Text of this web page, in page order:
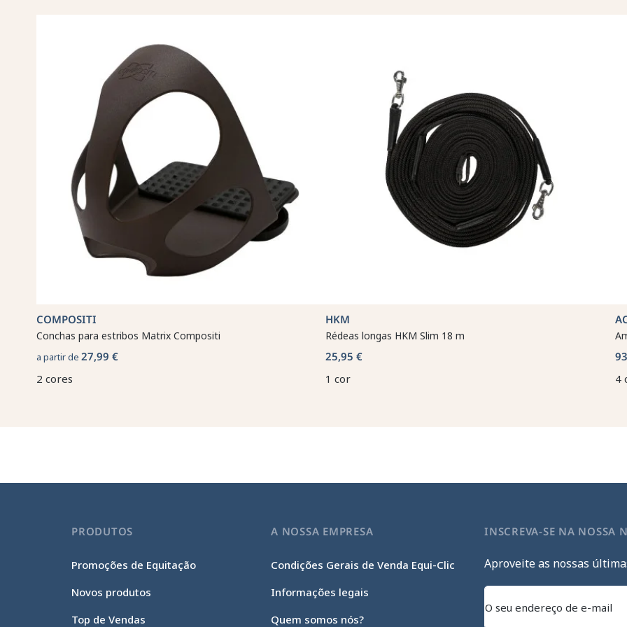
COMPOSITI
Conchas para estribos Matrix Compositi
a partir de27,99 €
2 cores
HKM
Rédeas longas HKM Slim 18 m
25,95 €
1 cor
4
PRODUTOS
Promoções de Equitação
Novos produtos
Top de Vendas
A NOSSA EMPRESA
Condições Gerais de Venda Equi-Clic
Informações legais
Quem somos nós?
INSCREVA-SE NA NOSSA
Aproveite as nossas